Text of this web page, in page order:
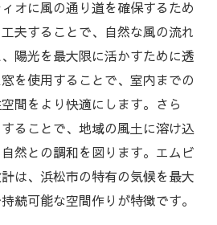
オに風の通り道を確保するため
夫することで、自然な風の流れ
陽光を最大限に活かすために透
を使用することで、室内までの
間をより快適にします。さら
ることで、地域の風土に溶け込
然との調和を図ります。エムビ
は、浜松市の特有の気候を最大
続可能な空間作りが特徴です。